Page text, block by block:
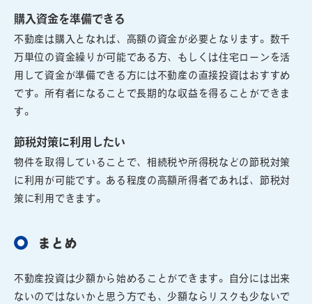
購入資金を準備できる
不動産は購入となれば、高額の資金が必要となります。数千
万単位の資金繰りが可能である方、もしくは住宅ローンを活
用して資金が準備できる方には不動産の直接投資はおすすめ
です。所有者になることで長期的な収益を得ることができま
す。
節税対策に利用したい
物件を取得していることで、相続税や所得税などの節税対策
に利用が可能です。ある程度の高額所得者であれば、節税対
策に利用できます。
まとめ
不動産投資は少額から始めることができます。自分には出来
ないのではないかと思う方でも、少額ならリスクも少ないで